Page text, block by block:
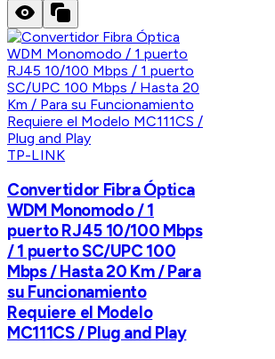
TP-LINK
Convertidor Fibra Óptica
WDM Monomodo / 1
puerto RJ45 10/100 Mbps
/ 1 puerto SC/UPC 100
Mbps / Hasta 20 Km / Para
su Funcionamiento
Requiere el Modelo
MC111CS / Plug and Play